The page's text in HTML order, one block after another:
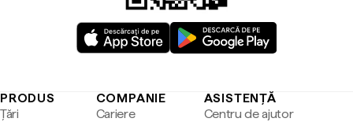
PRODUS
Țări
COMPANIE
Cariere
ASISTENȚĂ
Centru de ajutor